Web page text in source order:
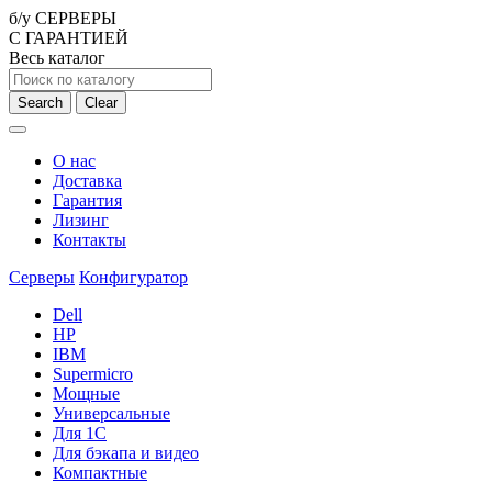
б/у СЕРВЕРЫ
С ГАРАНТИЕЙ
Весь каталог
Search Clear
О нас
Доставка
Гарантия
Лизинг
Контакты
Серверы Конфигуратор
Dell
HP
IBM
Supermicro
Мощные
Универсальные
Для 1С
Для бэкапа и видео
Компактные